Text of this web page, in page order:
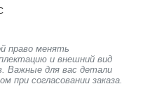
право менять
и внешний вид
Важные для вас детали
при согласовании заказа.